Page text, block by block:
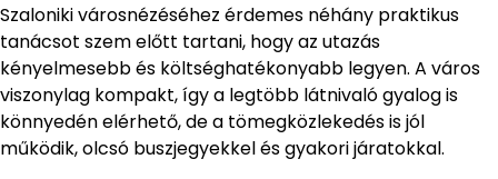
Szaloniki városnézéséhez érdemes néhány praktikus
tanácsot szem előtt tartani, hogy az utazás
kényelmesebb és költséghatékonyabb legyen. A város
viszonylag kompakt, így a legtöbb látnivaló gyalog is
könnyedén elérhető, de a tömegközlekedés is jól
működik, olcsó buszjegyekkel és gyakori járatokkal.